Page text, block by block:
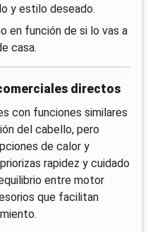
y estilo deseado.
en función de si lo vas a
casa.
directos
con funciones similares
del cabello, pero
de calor y
rapidez y cuidado
entre motor
que facilitan